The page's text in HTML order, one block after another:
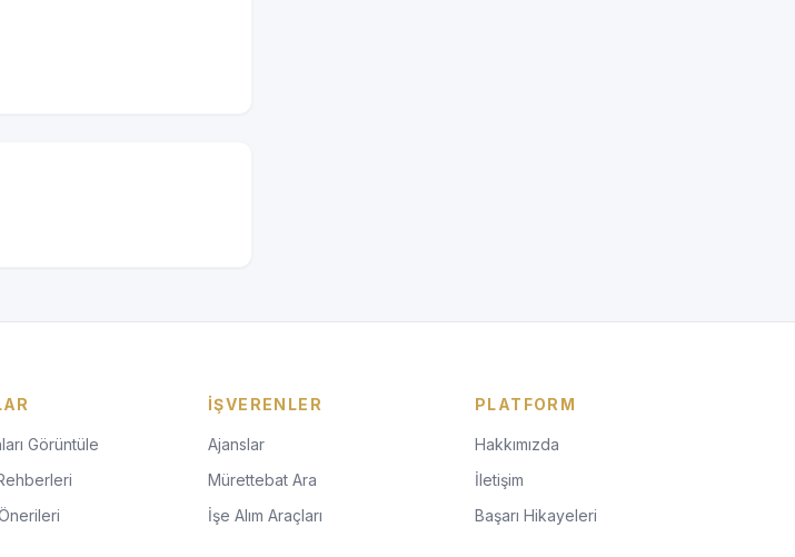
Görüntüle
İŞVERENLER
Ajanslar
Mürettebat Ara
İşe Alım Araçları
PLATFORM
Hakkımızda
İletişim
Başarı Hikayeleri